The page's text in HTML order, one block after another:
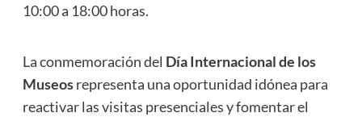
10:00 a 18:00 horas.
La conmemoración del Día Internacional de los
Museosrepresenta una oportunidad idónea para
reactivar las visitas presenciales y fomentar el